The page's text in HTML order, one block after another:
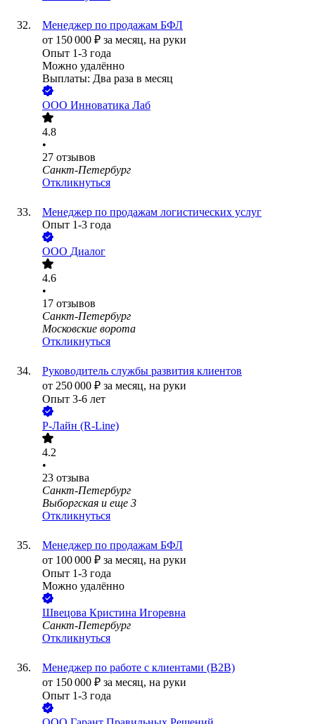
Менеджер по продажам БФЛ
от 150 000 ₽ за месяц, на руки
Опыт 1-3 года
Можно удалённо
Выплаты: Два раза в месяц
ООО Инноватика Лаб
4.8
•
27 отзывов
Санкт-Петербург
Откликнуться
Менеджер по продажам логистических услуг
Опыт 1-3 года
ООО Диалог
4.6
•
17 отзывов
Санкт-Петербург
Московские ворота
Откликнуться
Руководитель службы развития клиентов
от 250 000 ₽ за месяц, на руки
Опыт 3-6 лет
Р-Лайн (R-Line)
4.2
•
23 отзыва
Санкт-Петербург
Выборгская и еще 3
Откликнуться
Менеджер по продажам БФЛ
от 100 000 ₽ за месяц, на руки
Опыт 1-3 года
Можно удалённо
Швецова Кристина Игоревна
Санкт-Петербург
Откликнуться
Менеджер по работе с клиентами (В2В)
от 150 000 ₽ за месяц, на руки
Опыт 1-3 года